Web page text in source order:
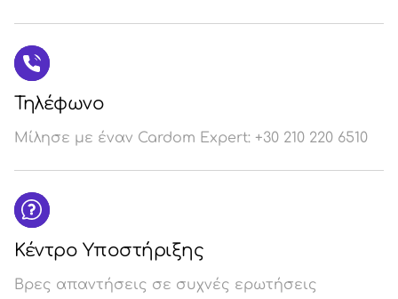
Τηλέφωνο
Μίλησε με έναν Cardom Expert: +30 210 220 6510
Κέντρο Υποστήριξης
Βρες απαντήσεις σε συχνές ερωτήσεις